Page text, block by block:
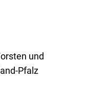
und
Pfalz